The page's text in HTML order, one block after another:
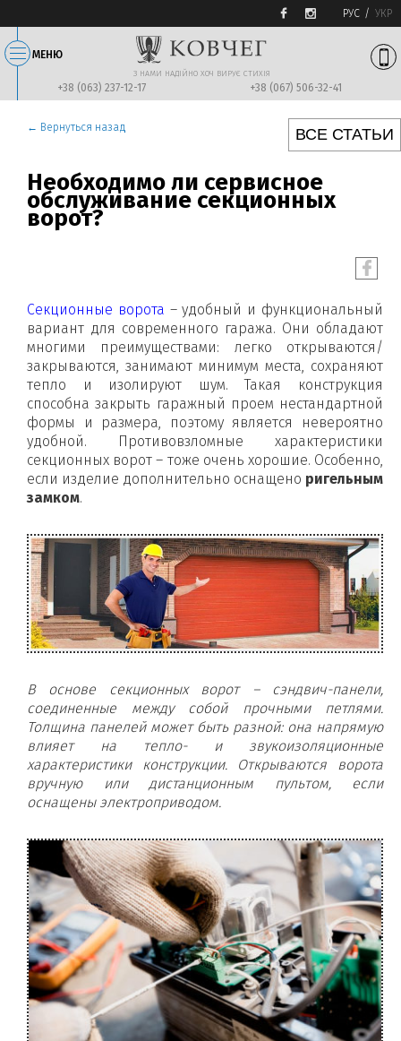
РУС УКР
МЕНЮ
З НАМИ НАДIЙНО ХОЧ ВИРУЄ СТИХIЯ
+38 (063) 237-12-17 +38 (067) 506-32-41
← Вернуться назад
Необходимо ли сервисное
обслуживание секционных
ворот?
Секционные ворота – удобный и функциональный
вариант для современного гаража. Они обладают
многими преимуществами: легко открываются/
закрываются, занимают минимум места, сохраняют
тепло и изолируют шум. Такая конструкция
способна закрыть гаражный проем нестандартной
формы и размера, поэтому является невероятно
удобной. Противовзломные характеристики
секционных ворот – тоже очень хорошие. Особенно,
если изделие дополнительно оснащено ригельным
замком.
В основе секционных ворот – сэндвич-панели,
соединенные между собой прочными петлями.
Толщина панелей может быть разной: она напрямую
влияет на тепло- и звукоизоляционные
характеристики конструкции. Открываются ворота
вручную или дистанционным пультом, если
оснащены электроприводом.
ВСЕ СТАТЬИ